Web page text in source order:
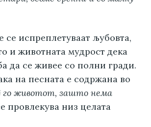
се испреплетуваат љубовта,
и животната мудрост дека
да се живее со полни гради.
на песната е содржана во
го животот, зашто нема
провлекува низ целата